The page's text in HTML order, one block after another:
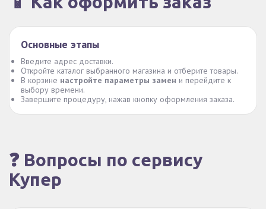
Основные этапы
Введите адрес доставки.
Откройте каталог выбранного магазина и отберите товары.
В корзине настройте параметры замен и перейдите к
выбору времени.
Завершите процедуру, нажав кнопку оформления заказа.
❓ Вопросы по сервису
Купер